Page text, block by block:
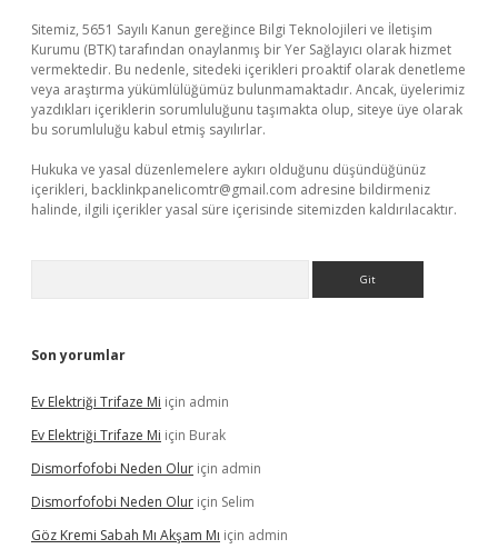
Sitemiz, 5651 Sayılı Kanun gereğince Bilgi Teknolojileri ve İletişim
Kurumu (BTK) tarafından onaylanmış bir Yer Sağlayıcı olarak hizmet
vermektedir. Bu nedenle, sitedeki içerikleri proaktif olarak denetleme
veya araştırma yükümlülüğümüz bulunmamaktadır. Ancak, üyelerimiz
yazdıkları içeriklerin sorumluluğunu taşımakta olup, siteye üye olarak
bu sorumluluğu kabul etmiş sayılırlar.
Hukuka ve yasal düzenlemelere aykırı olduğunu düşündüğünüz
içerikleri, backlinkpanelicomtr@gmail.com adresine bildirmeniz
halinde, ilgili içerikler yasal süre içerisinde sitemizden kaldırılacaktır.
Son yorumlar
Ev Elektriği Trifaze Mi için admin
Ev Elektriği Trifaze Mi için Burak
Dismorfofobi Neden Olur için admin
Dismorfofobi Neden Olur için Selim
Göz Kremi Sabah Mı Akşam Mı için admin